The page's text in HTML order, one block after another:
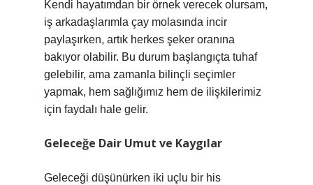
Kendi hayatımdan bir örnek verecek olursam,
iş arkadaşlarımla çay molasında incir
paylaşırken, artık herkes şeker oranına
bakıyor olabilir. Bu durum başlangıçta tuhaf
gelebilir, ama zamanla bilinçli seçimler
yapmak, hem sağlığımız hem de ilişkilerimiz
için faydalı hale gelir.
Geleceğe Dair Umut ve Kaygılar
Geleceği düşünürken iki uçlu bir his